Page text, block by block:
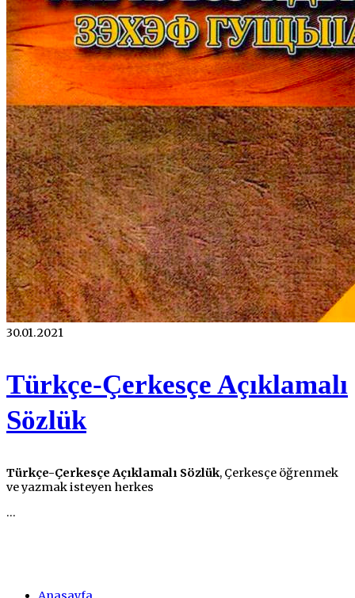
30.01.2021
Türkçe-Çerkesçe Açıklamalı
Sözlük
Türkçe-Çerkesçe Açıklamalı Sözlük, Çerkesçe öğrenmek
ve yazmak isteyen herkes
...